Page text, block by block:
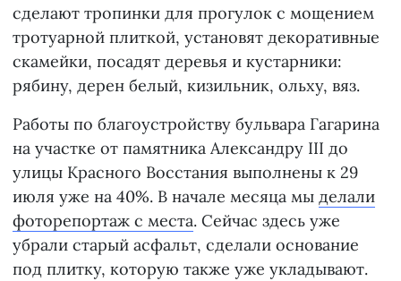
сделают тропинки для прогулок с мощением
тротуарной плиткой, установят декоративные
скамейки, посадят деревья и кустарники:
рябину, дерен белый, кизильник, ольху, вяз.
Работы по благоустройству бульвара Гагарина
на участке от памятника Александру III до
улицы Красного Восстания выполнены к 29
июля уже на 40%. В начале месяца мы делали
фоторепортаж с места. Сейчас здесь уже
убрали старый асфальт, сделали основание
под плитку, которую также уже укладывают.